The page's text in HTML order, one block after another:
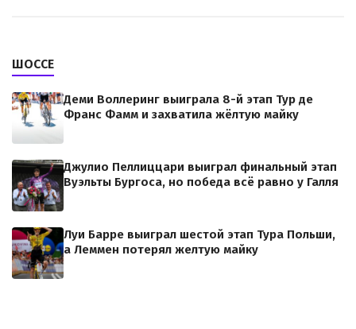
ШОССЕ
Деми Воллеринг выиграла 8-й этап Тур де
Франс Фамм и захватила жёлтую майку
Джулио Пеллиццари выиграл финальный этап
Вуэльты Бургоса, но победа всё равно у Галля
Луи Барре выиграл шестой этап Тура Польши,
а Леммен потерял желтую майку